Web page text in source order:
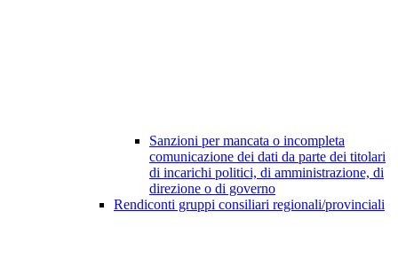
Sanzioni per mancata o incompleta
comunicazione dei dati da parte dei titolari
di incarichi politici, di amministrazione, di
direzione o di governo
Rendiconti gruppi consiliari regionali/provinciali